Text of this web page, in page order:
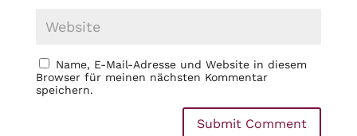
Name, E-Mail-Adresse und Website in diesem
Browser für meinen nächsten Kommentar
speichern.